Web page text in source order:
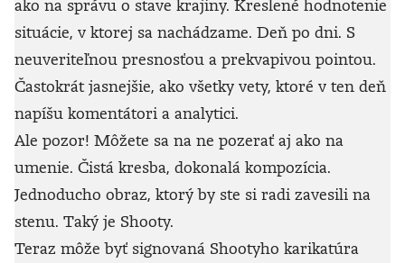
ako na správu o stave krajiny. Kreslené hodnotenie
situácie, v ktorej sa nachádzame. Deň po dni. S
neuveriteľnou presnosťou a prekvapivou pointou.
Častokrát jasnejšie, ako všetky vety, ktoré v ten deň
napíšu komentátori a analytici.
Ale pozor! Môžete sa na ne pozerať aj ako na
umenie. Čistá kresba, dokonalá kompozícia.
Jednoducho obraz, ktorý by ste si radi zavesili na
stenu. Taký je Shooty.
Teraz môže byť signovaná Shootyho karikatúra